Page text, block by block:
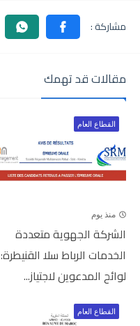
مقالات قد تهمك
القطاع العام
منذ يوم
الشركة الجهوية متعددة
الخدمات الرباط سلا القنيطرة:
لوائح المدعوين لاجتياز...
القطاع العام